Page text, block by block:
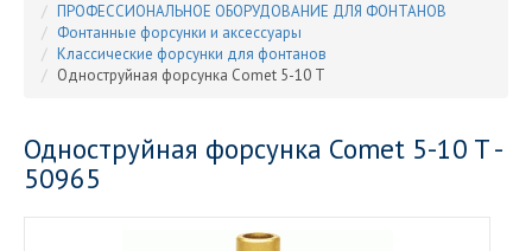
ПРОФЕССИОНАЛЬНОЕ ОБОРУДОВАНИЕ ДЛЯ ФОНТАНОВ
Фонтанные форсунки и аксессуары
Классические форсунки для фонтанов
Одноструйная форсунка Comet 5-10 T
Одноструйная форсунка Comet 5-10 T -
50965